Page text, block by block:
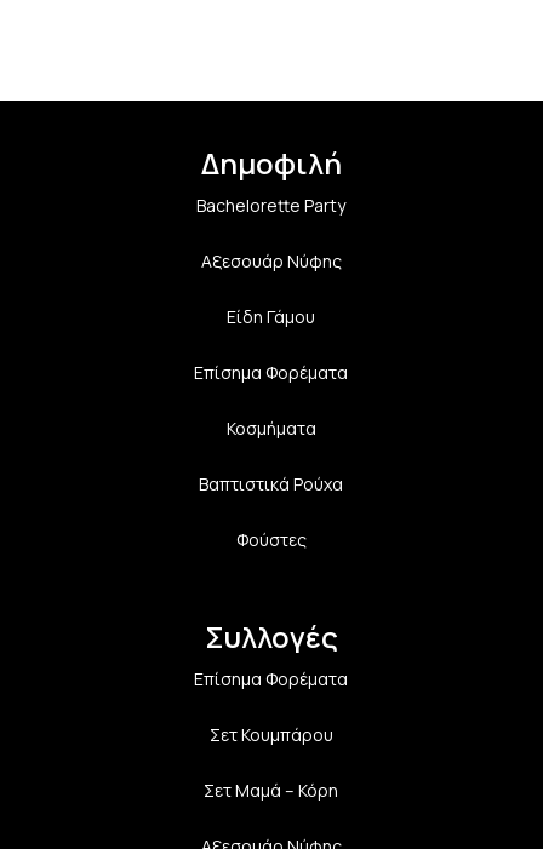
Δημοφιλή
Bachelorette Party
Αξεσουάρ Νύφης
Είδη Γάμου
Επίσημα Φορέματα
Κοσμήματα
Βαπτιστικά Ρούχα
Φούστες
Συλλογές
Επίσημα Φορέματα
Σετ Κουμπάρου
Σετ Μαμά – Κόρη